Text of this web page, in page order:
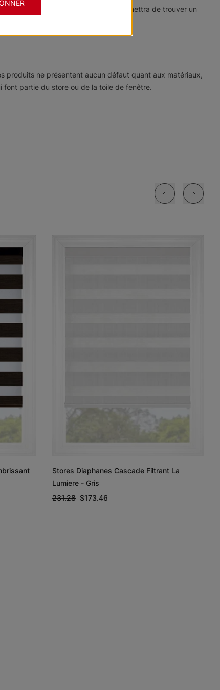
imposante de tissus vous permettra de trouver un
produits ne présentent aucun défaut quant aux matériaux,
partie du store ou de la toile de fenêtre.
Stores Diaphanes Cascade Filtrant La
Lumiere - Gris
231.28 $173.46